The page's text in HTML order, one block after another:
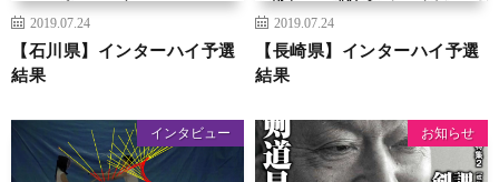
2019.07.24
【石川県】インターハイ予選
結果
2019.07.24
【長崎県】インターハイ予選
結果
インタビュー お知らせ